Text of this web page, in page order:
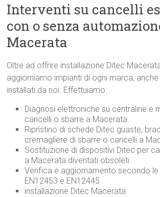
Interventi su cancelli
con o senza
Macerata
Oltre ad offrire installazione Ditec
aggiorniamo impianti di ogni marca,
installati da noi. Effettuiamo:
Diagnosi elettroniche su centraline e
cancelli o sbarre a Macerata
Ripristino di schede Ditec guaste,
cremagliere di sbarre o cancelli a
Sostituzione di dispositivi Ditec per
a Macerata diventati obsoleti
Verifica e aggiornamento secondo
EN12453 e EN12445
installazione Ditec Macerata